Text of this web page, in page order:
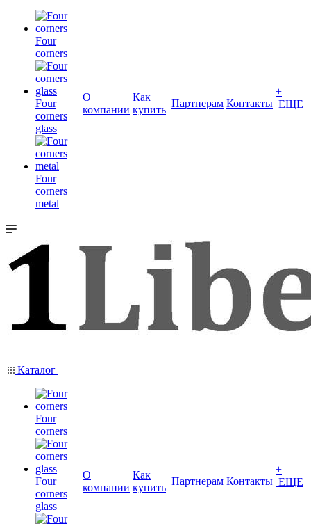
Four
corners
Four
corners
glass
Four
corners
metal
О
компании
Как
купить
Партнерам Контакты
+
ЕЩЕ
Каталог
Four
corners
Four
corners
glass
О
компании
Как
купить
Партнерам Контакты
+
ЕЩЕ